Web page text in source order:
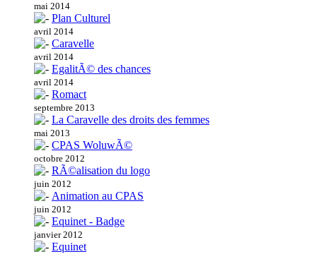
mai 2014
Plan Culturel
avril 2014
Caravelle
avril 2014
EgalitÃ© des chances
avril 2014
Romact
septembre 2013
La Caravelle des droits des femmes
mai 2013
CPAS WoluwÃ©
octobre 2012
RÃ©alisation du logo
juin 2012
Animation au CPAS
juin 2012
Equinet - Badge
janvier 2012
Equinet